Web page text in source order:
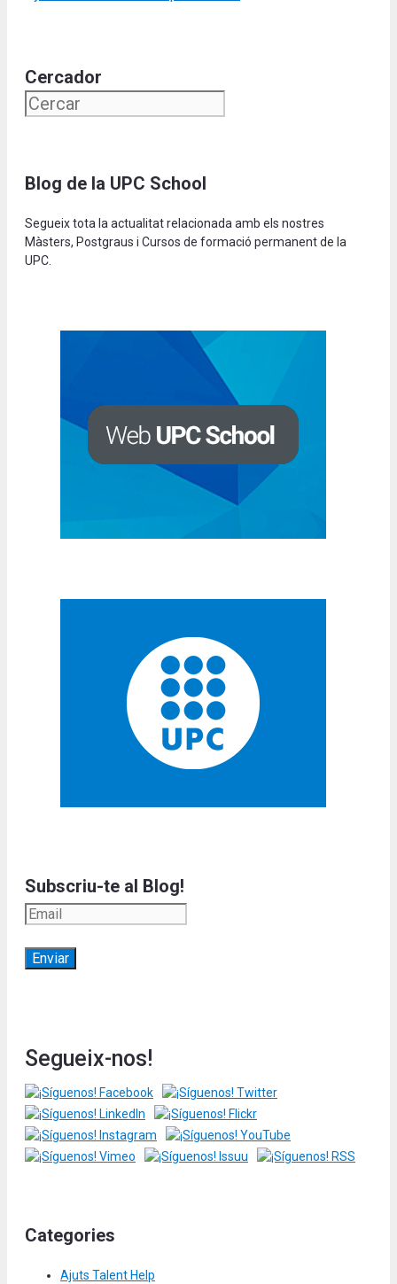
Cercador
Blog de la UPC School
Segueix tota la actualitat relacionada amb els nostres
Màsters, Postgraus i Cursos de formació permanent de la
UPC.
Subscriu-te al Blog!
Segueix-nos!
Categories
Ajuts Talent Help